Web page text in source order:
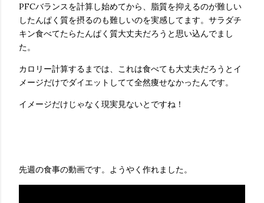
PFCバランスを計算し始めてから、脂質を抑えるのが難しい
したんぱく質を摂るのも難しいのを実感してます。サラダチ
キン食べてたらたんぱく質大丈夫だろうと思い込んでまし
た。
カロリー計算するまでは、これは食べても大丈夫だろうとイ
メージだけでダイエットしてて全然痩せなかったんです。
イメージだけじゃなく現実見ないとですね！
先週の食事の動画です。ようやく作れました。